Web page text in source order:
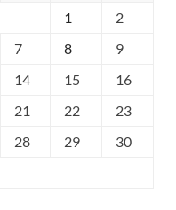
1
2
7 8
9
14 15
16
21 22
23
28 29
30